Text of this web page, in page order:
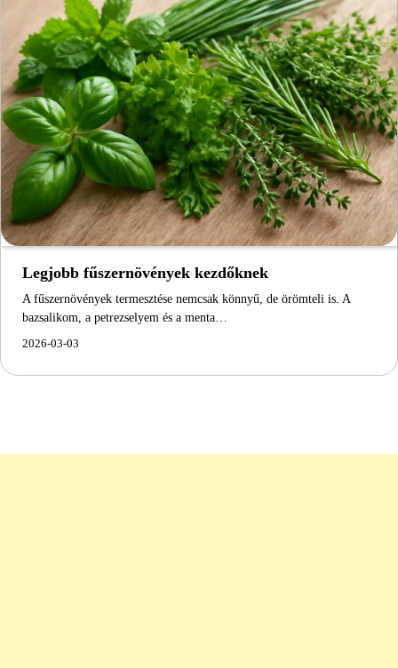
Legjobb fűszernövények kezdőknek
A fűszernövények termesztése nemcsak könnyű, de örömteli is. A
bazsalikom, a petrezselyem és a menta…
2026-03-03